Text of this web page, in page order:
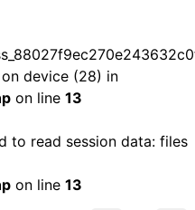
on device (28) in
on line 13
to read session data: files
on line 13